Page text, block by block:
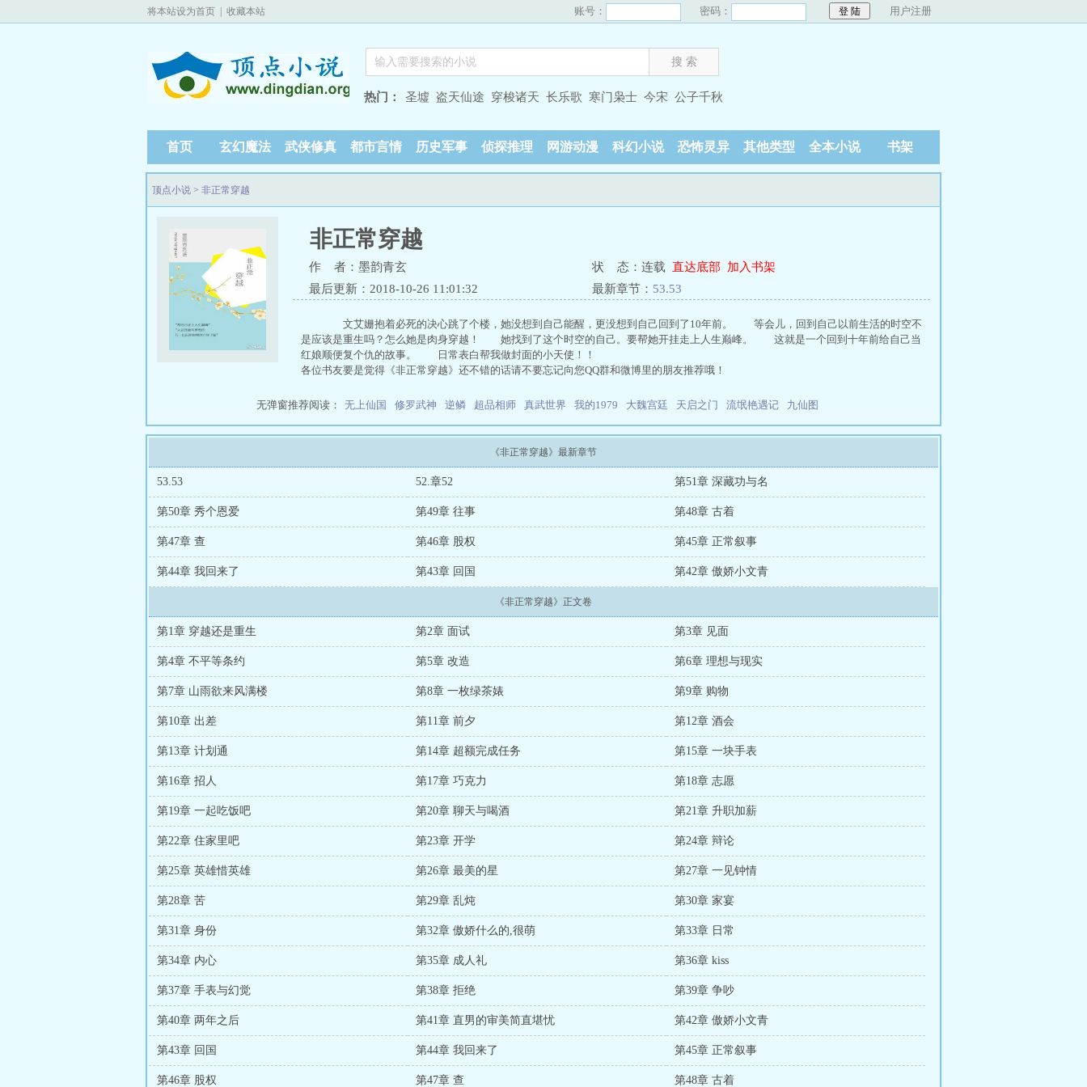
将本站设为首页 收藏本站 账号： 密码： 用户注册
热门： 圣墟 盗天仙途 穿梭诸天 长乐歌 寒门枭士 今宋 公子千秋
首页 玄幻魔法 武侠修真 都市言情 历史军事 侦探推理 网游动漫 科幻小说 恐怖灵异 其他类型 全本小说 书架
顶点小说 > 非正常穿越
非正常穿越
作 者：墨韵青玄 状 态：连载 直达底部
加入书架
最后更新：2018-10-26 11:01:32
最新章节： 53.53
文艾姗抱着必死的决心跳了个楼，她没想到自己能醒，更没想到自己回到了10年前。 等会儿，回到自己以前生活的时空不
是应该是重生吗？怎么她是肉身穿越！ 她找到了这个时空的自己。要帮她开挂走上人生巅峰。 这就是一个回到十年前给自己当
红娘顺便复个仇的故事。 日常表白帮我做封面的小天使！！
各位书友要是觉得《非正常穿越》还不错的话请不要忘记向您QQ群和微博里的朋友推荐哦！
无弹窗推荐阅读： 无上仙国 修罗武神 逆鳞 超品相师 真武世界 我的1979 大魏宫廷 天启之门 流氓艳遇记 九仙图
《非正常穿越》最新章节
53.53 52.章52 第51章 深藏功与名
第50章 秀个恩爱 第49章 往事 第48章 古着
第47章 查 第46章 股权 第45章 正常叙事
第44章 我回来了 第43章 回国 第42章 傲娇小文青
《非正常穿越》正文卷
第1章 穿越还是重生 第2章 面试 第3章 见面
第4章 不平等条约 第5章 改造 第6章 理想与现实
第7章 山雨欲来风满楼 第8章 一枚绿茶婊 第9章 购物
第10章 出差 第11章 前夕 第12章 酒会
第13章 计划通 第14章 超额完成任务 第15章 一块手表
第16章 招人 第17章 巧克力 第18章 志愿
第19章 一起吃饭吧 第20章 聊天与喝酒 第21章 升职加薪
第22章 住家里吧 第23章 开学 第24章 辩论
第25章 英雄惜英雄 第26章 最美的星 第27章 一见钟情
第28章 苦 第29章 乱炖 第30章 家宴
第31章 身份 第32章 傲娇什么的,很萌 第33章 日常
第34章 内心 第35章 成人礼 第36章 kiss
第37章 手表与幻觉 第38章 拒绝 第39章 争吵
第40章 两年之后 第41章 直男的审美简直堪忧 第42章 傲娇小文青
第43章 回国 第44章 我回来了 第45章 正常叙事
第46章 股权 第47章 查 第48章 古着